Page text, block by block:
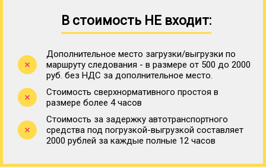
В стоимость НЕ входит:
Дополнительное место загрузки/выгрузки по
маршруту следования - в размере от 500 до 2000
руб. без НДС за дополнительное место.
Стоимость сверхнормативного простоя в
размере более 4 часов
Стоимость за задержку автотранспортного
средства под погрузкой-выгрузкой составляет
2000 рублей за каждые полные 12 часов